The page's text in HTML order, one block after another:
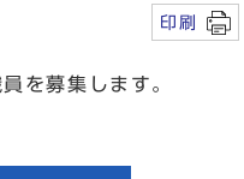
印刷
を募集します。